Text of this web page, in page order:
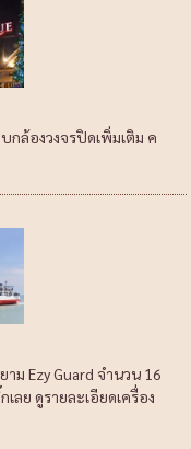
กล้องวงจรปิดเพิ่มเติม ค
ม Ezy Guard จำนวน 16
ลย ดูรายละเอียดเครื่อง